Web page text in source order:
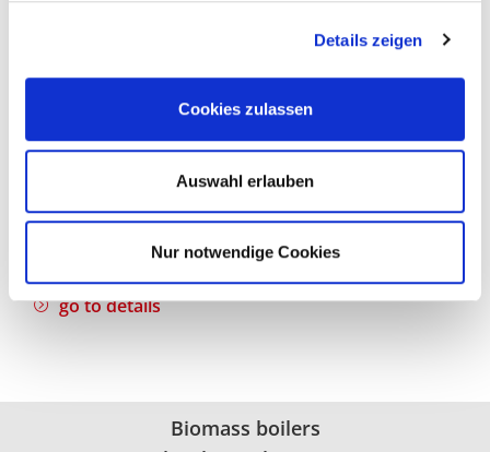
Details zeigen
Cookies zulassen
Auswahl erlauben
Nur notwendige Cookies
ecoHACK ZERO
Modern and automatic wood chip boiler
Return booster model and flue gas recirculation
included
Power ratings: 30 to 120 kW
go to details
Biomass boilers